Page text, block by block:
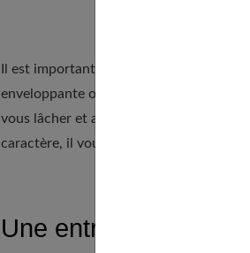
Il est important de se sentir bien dès
enveloppante ou plus dynamique,
vous lâcher et apporter un parti-pris
caractère, il vous accueille avec bonheur.
Une entrée